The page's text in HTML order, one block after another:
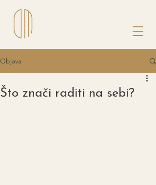
Objava
Što znači raditi na sebi?